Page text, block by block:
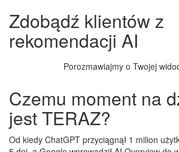
Zdobądź klientów z
rekomendacji AI
Porozmawiajmy o Twojej
Czemu moment na
jest TERAZ?
Od kiedy ChatGPT przyciągnął 1 milion